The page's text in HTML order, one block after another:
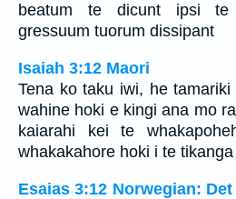
beatum te dicunt ipsi te
gressuum tuorum dissipant
Isaiah 3:12 Maori
Tena ko taku iwi, he
wahine hoki e kingi ana mo
kaiarahi kei te
whakakahore hoki i te
Esaias 3:12 Norwegian: